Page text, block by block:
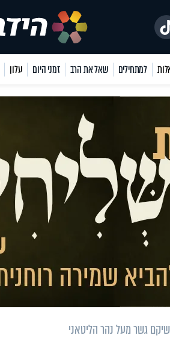
למתחילים שאל את הרב זמני היום עלון
גשר מעל נהר הליטאני